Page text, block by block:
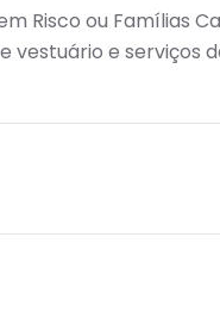
Risco ou Famílias
vestuário e serviços